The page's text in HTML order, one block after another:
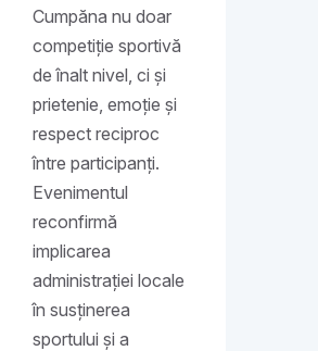
Cumpăna nu doar
competiție sportivă
de înalt nivel, ci și
prietenie, emoție și
respect reciproc
între participanți.
Evenimentul
reconfirmă
implicarea
administrației locale
în susținerea
sportului și a